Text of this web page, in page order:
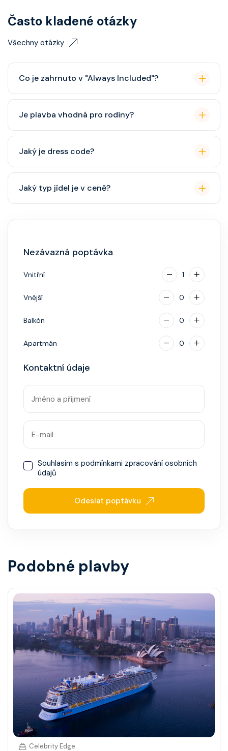
Často kladené otázky
Všechny otázky
Co je zahrnuto v "Always Included"?
balíček), základní Wi-Fi.
Je plavba vhodná pro rodiny?
cestovatele, ale děti jsou vítány. K dispozici je dětský
klub (od 3 let).
Jaký je dress code?
někdy "Evening Chic" – doporučeno, ale není nutný
smoking.
Jaký typ jídel je v ceně?
Nezávazná poptávka
Vnitřní 1
Vnější 0
Balkón 0
Apartmán 0
Kontaktní údaje
Souhlasím s podmínkami zpracování osobních
údajů
Odeslat poptávku
Podobné plavby
Celebrity Edge